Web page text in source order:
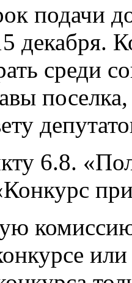
подачи
декабря.
среди
6.8.